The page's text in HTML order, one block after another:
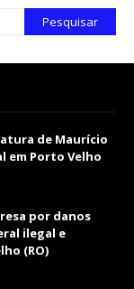
de Maurício
em Porto Velho
por danos
ilegal e
(RO)